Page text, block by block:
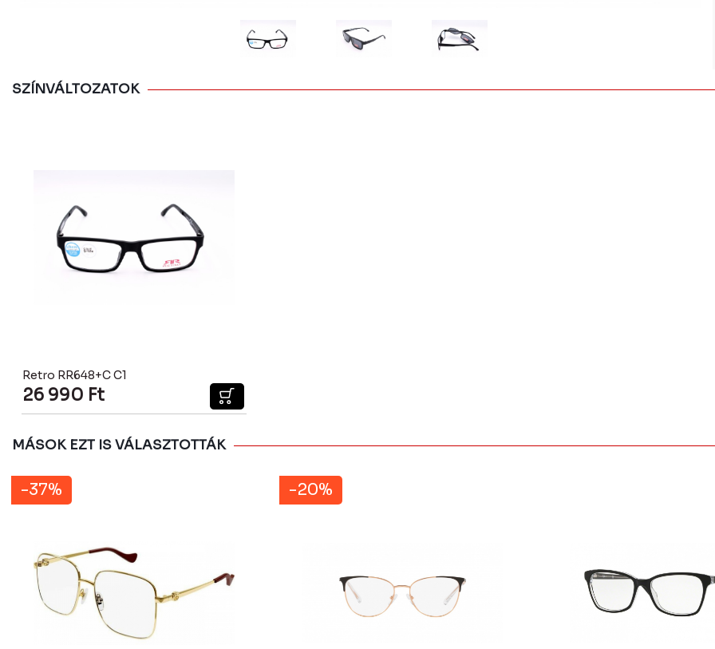
SZÍNVÁLTOZATOK
Retro RR648+C C1
26 990 Ft
MÁSOK EZT IS VÁLASZTOTTÁK
-37% -20%